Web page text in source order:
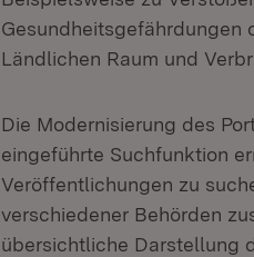
Gesundheitsgefährdungen
Ländlichen Raum und
Die Modernisierung des
eingeführte Suchfunktion
Veröffentlichungen zu
verschiedener Behörden
übersichtliche Darstellung